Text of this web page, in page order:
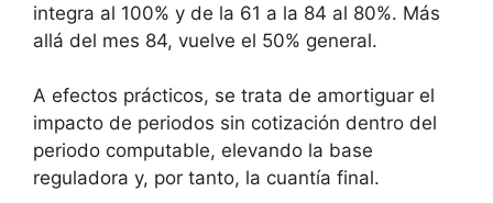
integra al 100% y de la 61 a la 84 al 80%. Más
allá del mes 84, vuelve el 50% general.
A efectos prácticos, se trata de amortiguar el
impacto de periodos sin cotización dentro del
periodo computable, elevando la base
reguladora y, por tanto, la cuantía final.